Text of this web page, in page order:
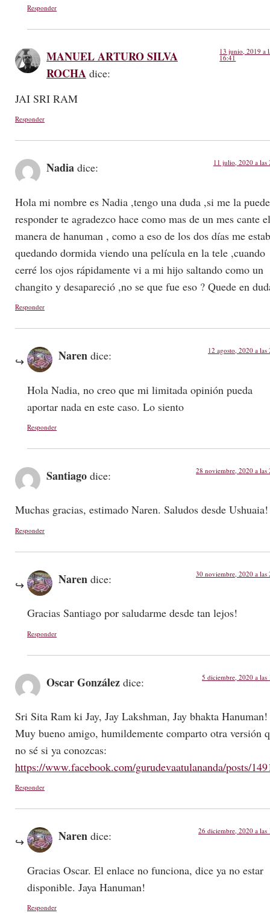
Responder
MANUEL ARTURO SILVA
ROCHA dice:
13 junio, 2019 a
16:41
JAI SRI RAM
Responder
Nadia dice: 11 julio, 2020 a las
Hola mi nombre es Nadia ,tengo una duda ,si me la
responder te agradezco hace como mas de un mes cante el
manera de hanuman , como a eso de los dos días me
quedando dormida viendo una película en la tele ,cuando
cerré los ojos rápidamente vi a mi hijo saltando como un
changito y desapareció ,no se que fue eso ? Quede en
Responder
Naren dice: 12 agosto, 2020 a las
Hola Nadia, no creo que mi limitada opinión pueda
aportar nada en este caso. Lo siento
Responder
Santiago dice: 28 noviembre, 2020 a las
Muchas gracias, estimado Naren. Saludos desde Ushuaia!
Responder
Naren dice: 30 noviembre, 2020 a las
Gracias Santiago por saludarme desde tan lejos!
Responder
Oscar González dice: 5 diciembre, 2020 a las
Sri Sita Ram ki Jay, Jay Lakshman, Jay bhakta Hanuman!
Muy bueno amigo, humildemente comparto otra versión
no sé si ya conozcas:
https://www.facebook.com/gurudevaatulananda/posts/
Responder
Naren dice: 26 diciembre, 2020 a las
Gracias Oscar. El enlace no funciona, dice ya no estar
disponible. Jaya Hanuman!
Responder